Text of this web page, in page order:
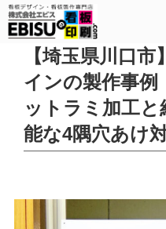
【埼玉県川口
インの製作事例
ットラミ加工
能な4隅穴あけ